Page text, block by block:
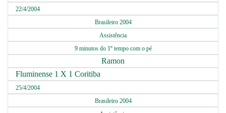
22/4/2004
Brasileiro 2004
Assistência
9 minutos do 1º tempo com o pé
Ramon
Fluminense 1 X 1 Coritiba
25/4/2004
Brasileiro 2004